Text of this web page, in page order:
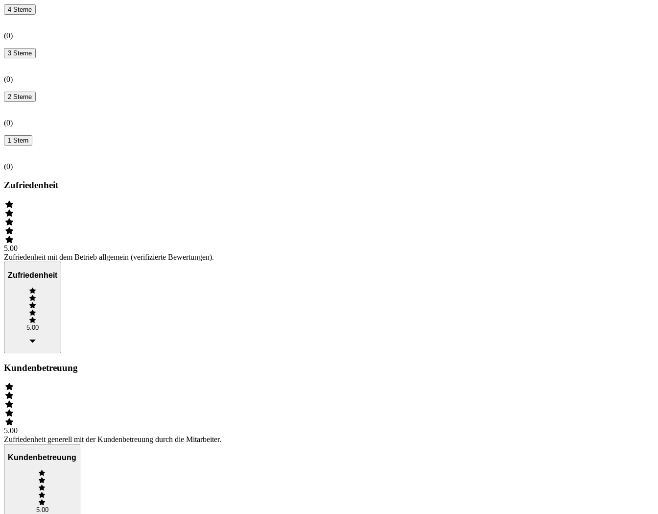
4 Sterne
(0)
3 Sterne
(0)
2 Sterne
(0)
1 Stern
(0)
Zufriedenheit
5.00
Zufriedenheit mit dem Betrieb allgemein (verifizierte Bewertungen).
Zufriedenheit
5.00
Kundenbetreuung
5.00
Zufriedenheit generell mit der Kundenbetreuung durch die Mitarbeiter.
Kundenbetreuung
5.00